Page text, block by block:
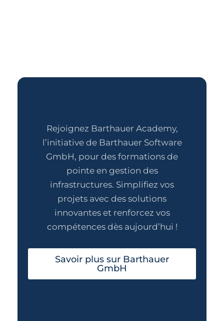
Rejoignez Barthauer Academy,
l’initiative de Barthauer Software
GmbH, pour des formations de
pointe en gestion des
infrastructures. Simplifiez vos
projets avec des solutions
innovantes et renforcez vos
compétences dès aujourd’hui !
Savoir plus sur Barthauer
GmbH